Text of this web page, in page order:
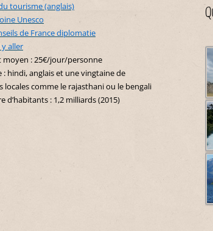
Pérou
République Dominicaine
Saint-Martin
Monténégro
Slovénie
Suisse
tourisme (anglais)
Unesco
de France diplomatie
aller
moyen : 25€/jour/personne
: hindi, anglais et une vingtaine de
locales comme le rajasthani ou le bengali
d’habitants : 1,2 milliards (2015)